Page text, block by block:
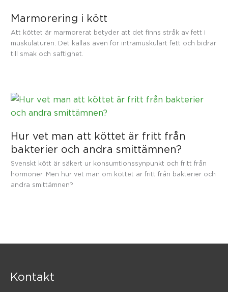
Marmorering i kött
Att köttet är marmorerat betyder att det finns stråk av fett i
muskulaturen. Det kallas även för intramuskulärt fett och bidrar
till smak och saftighet.
Hur vet man att köttet är fritt från
bakterier och andra smittämnen?
Svenskt kött är säkert ur konsumtionssynpunkt och fritt från
hormoner. Men hur vet man om köttet är fritt från bakterier och
andra smittämnen?
Kontakt